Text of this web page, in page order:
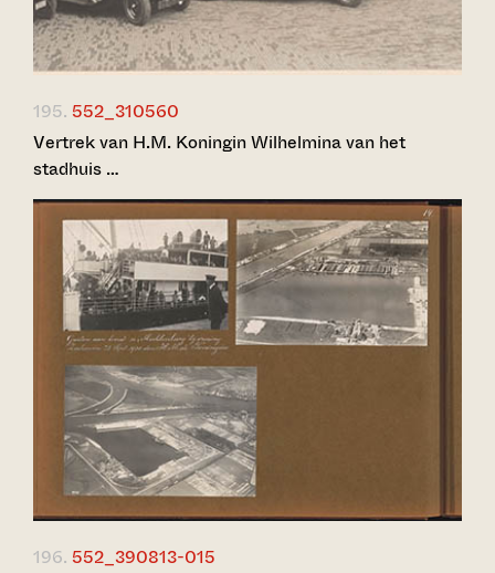
195. 552_310560
Vertrek van H.M. Koningin Wilhelmina van het
stadhuis …
196. 552_390813-015